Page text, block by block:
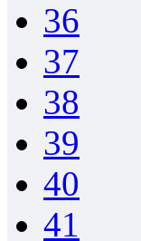
36
37
38
39
40
41